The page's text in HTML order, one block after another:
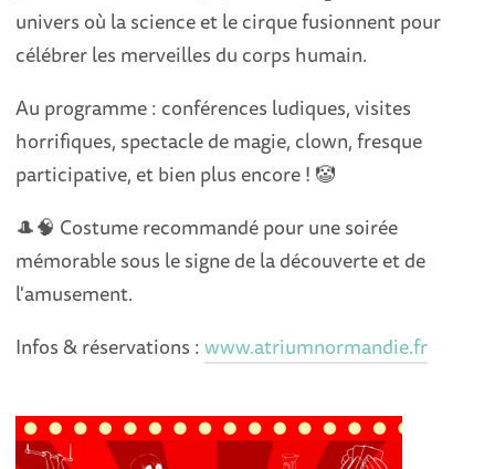
univers où la science et le cirque fusionnent pour
célébrer les merveilles du corps humain.
Au programme : conférences ludiques, visites
horrifiques, spectacle de magie, clown, fresque
participative, et bien plus encore ! 🤡
🎩🧠 Costume recommandé pour une soirée
mémorable sous le signe de la découverte et de
l'amusement.
Infos & réservations :www.atriumnormandie.fr